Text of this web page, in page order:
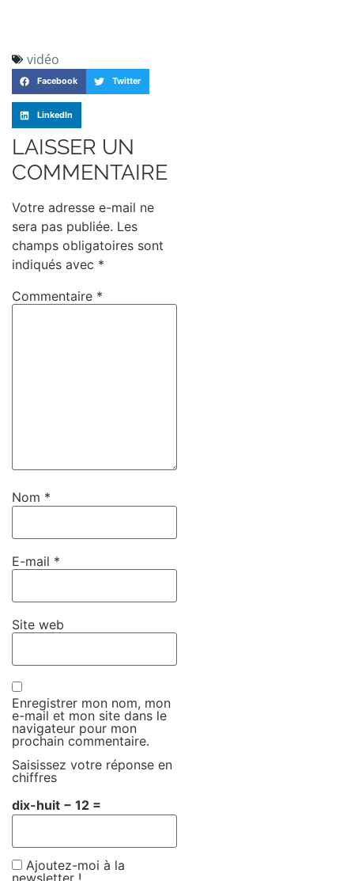
vidéo
Facebook Twitter
LinkedIn
LAISSER UN
COMMENTAIRE
Votre adresse e-mail ne
sera pas publiée. Les
champs obligatoires sont
indiqués avec *
Commentaire *
Nom *
E-mail *
Site web
Enregistrer mon nom, mon
e-mail et mon site dans le
navigateur pour mon
prochain commentaire.
Saisissez votre réponse en
chiffres
dix-huit − 12 =
Ajoutez-moi à la
newsletter !